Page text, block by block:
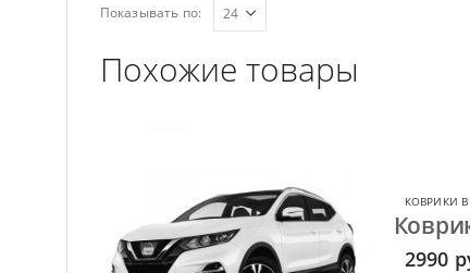
Показывать по:
Похожие товары
КОВРИКИ В
2990